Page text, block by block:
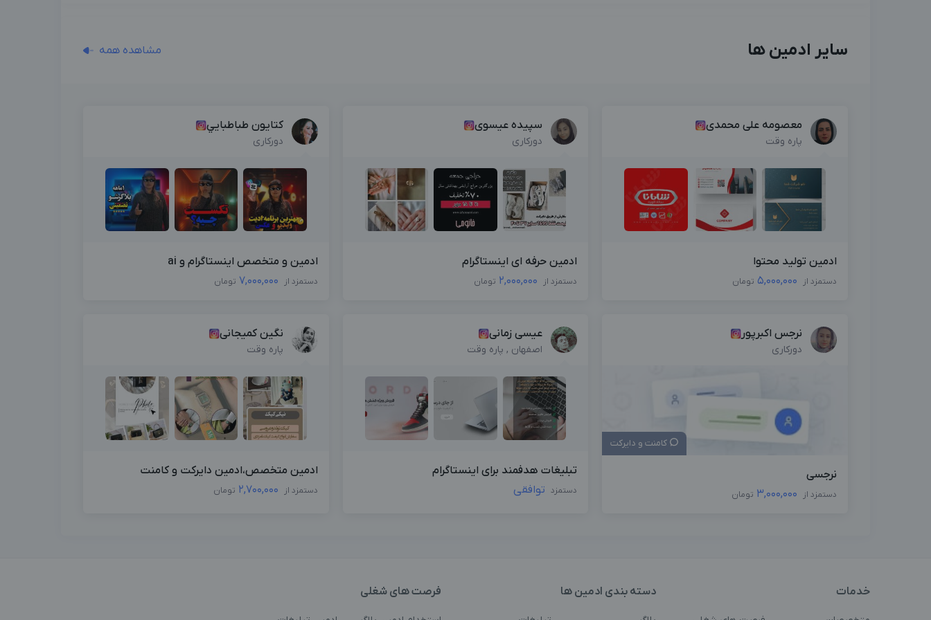
سایر ادمین ها مشاهده همه
معصومه علی محمدی
پاره وقت
ادمین تولید محتوا
دستمزد از 5,000,000 تومان
سپیده عیسوی
دورکاری
ادمین حرفه ای اینستاگرام
دستمزد از 2,000,000 تومان
کتایون طباطبايي
دورکاری
ادمین و متخصص اینستاگرام و ai
دستمزد از 7,000,000 تومان
نرجس اکبرپور
دورکاری
کامنت و دایرکت
نرجسی
دستمزد از 3,000,000 تومان
عیسی زمانی
اصفهان , پاره وقت
تبلیغات هدفمند برای اینستاگرام
دستمزد توافقی
نگین کمیجانی
پاره وقت
ادمین متخصص،ادمین دایرکت و کامنت
دستمزد از 2,700,000 تومان
خدمات دسته بندی ادمین ها فرصت های شغلی